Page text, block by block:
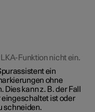
Funktion nicht ein.
ein
ohne
kann z. B. der Fall
ist oder
schneiden.